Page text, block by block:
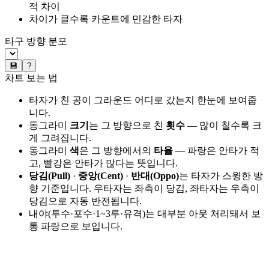
적 차이
차이가 클수록 카운트에 민감한 타자
타구 방향 분포
💾 ?
차트 보는 법
타자가 친 공이 그라운드 어디로 갔는지 한눈에 보여줍
니다.
동그라미 크기 는 그 방향으로 친 횟수 — 많이 칠수록 크
게 그려집니다.
동그라미 색은 그 방향에서의 타율 — 파랑은 안타가 적
고, 빨강은 안타가 많다는 뜻입니다.
당김(Pull) · 중앙(Cent) · 반대(Oppo)는 타자가 스윙한 방
향 기준입니다. 우타자는 좌측이 당김, 좌타자는 우측이
당김으로 자동 반전됩니다.
내야(투수·포수·1~3루·유격)는 대부분 아웃 처리돼서 보
통 파랑으로 보입니다.